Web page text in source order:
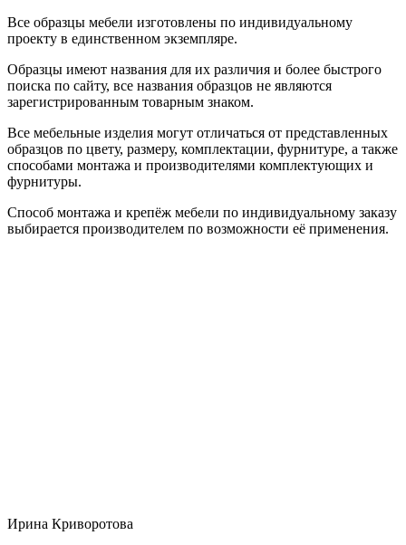
Все образцы мебели изготовлены по индивидуальному
проекту в единственном экземпляре.
Образцы имеют названия для их различия и более быстрого
поиска по сайту, все названия образцов не являются
зарегистрированным товарным знаком.
Все мебельные изделия могут отличаться от представленных
образцов по цвету, размеру, комплектации, фурнитуре, а также
способами монтажа и производителями комплектующих и
фурнитуры.
Способ монтажа и крепёж мебели по индивидуальному заказу
выбирается производителем по возможности её применения.
Ирина Криворотова